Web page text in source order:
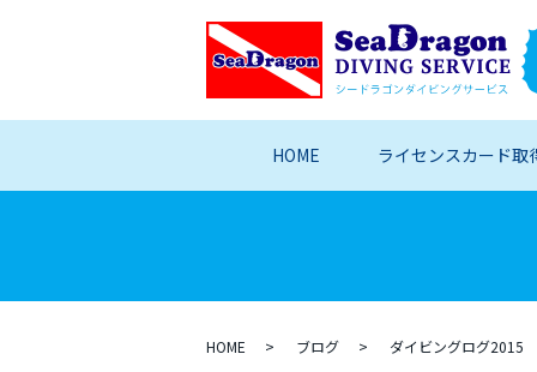
HOME ライセンスカード取
HOME ブログ ダイビングログ2015